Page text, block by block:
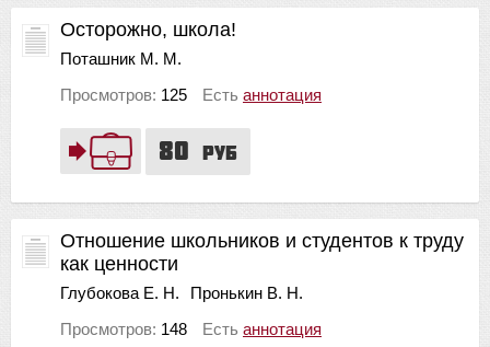
80 руб
Осторожно, школа!
Поташник М. М.
Просмотров: 125 Есть аннотация
Отношение школьников и студентов к труду
как ценности
Глубокова Е. Н.
Пронькин В. Н.
Просмотров: 148 Есть аннотация